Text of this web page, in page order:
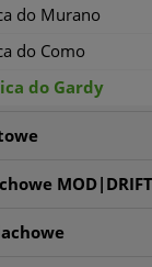
do Murano
do Como
do Gardy
MOD|DRIFT